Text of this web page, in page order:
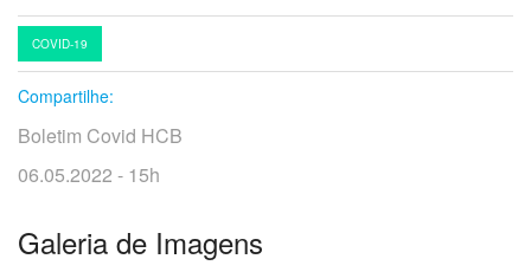
Atendimento
Escola HCB
Resultado de exames
O
COVID-19
Compartilhe:
Boletim Covid HCB
06.05.2022 - 15h
Galeria de Imagens